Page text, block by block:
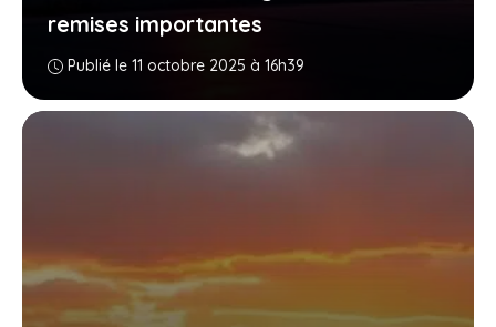
remises importantes
Publié le 11 octobre 2025 à 16h39